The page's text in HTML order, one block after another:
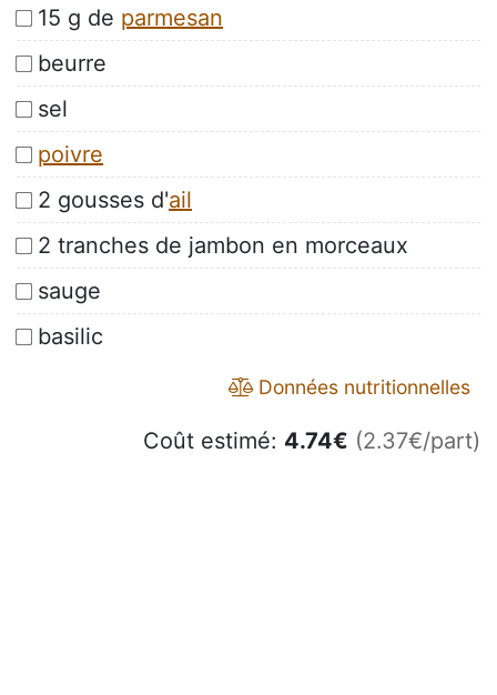
15 g de parmesan
beurre
sel
poivre
2 gousses d'ail
2 tranches de jambon en morceaux
sauge
basilic
Données nutritionnelles
Coût estimé: 4.74€ (2.37€/part)